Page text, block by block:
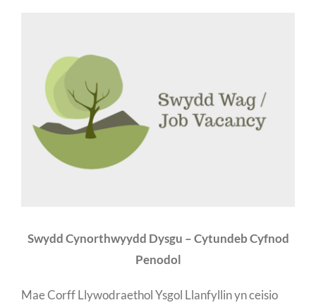
Swydd Cynorthwyydd Dysgu – Cytundeb Cyfnod
Penodol
Mae Corff Llywodraethol Ysgol Llanfyllin yn ceisio